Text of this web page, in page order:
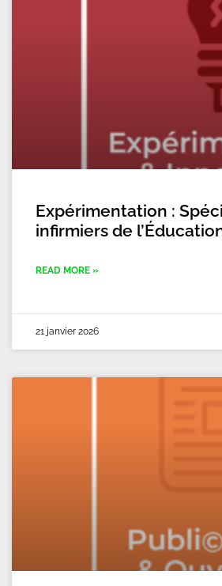
Expérimentation :
infirmiers de
READ MORE »
21 janvier 2026